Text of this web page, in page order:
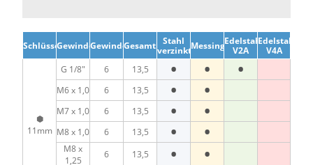
Schlüsselweite
GewindeGewindelängeGesamtlänge
Stahl
verzinktMessingEdelstahl
V2A
Edelstahl
V4A
⬢
11mm
G 1/8" 6 13,5 • • •
M6 x 1,0 6 13,5 • •
M7 x 1,0 6 13,5 • •
M8 x 1,0 6 13,5 • •
M8 x
1,25
6 13,5 • •